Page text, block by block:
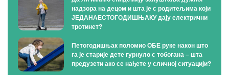
надзора на децом и шта је с родитељима који
ЈЕДАНАЕСТОГОДИШЊАКУ дају електрични
тротинет?
Петогодишњак поломио ОБЕ руке након што
га је старије дете гурнуло с тобогана – шта
предузети ако се нађете у сличној ситуацији?